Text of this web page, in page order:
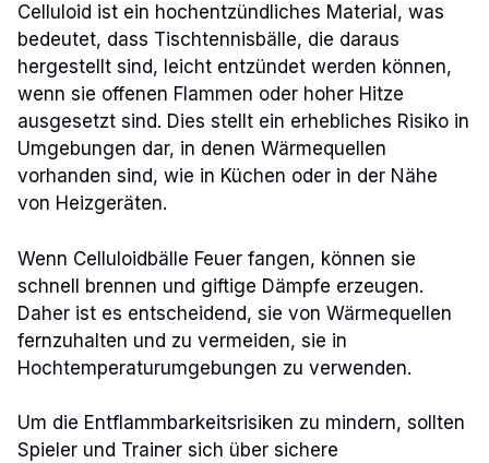
Celluloid ist ein hochentzündliches Material, was
bedeutet, dass Tischtennisbälle, die daraus
hergestellt sind, leicht entzündet werden können,
wenn sie offenen Flammen oder hoher Hitze
ausgesetzt sind. Dies stellt ein erhebliches Risiko in
Umgebungen dar, in denen Wärmequellen
vorhanden sind, wie in Küchen oder in der Nähe
von Heizgeräten.
Wenn Celluloidbälle Feuer fangen, können sie
schnell brennen und giftige Dämpfe erzeugen.
Daher ist es entscheidend, sie von Wärmequellen
fernzuhalten und zu vermeiden, sie in
Hochtemperaturumgebungen zu verwenden.
Um die Entflammbarkeitsrisiken zu mindern, sollten
Spieler und Trainer sich über sichere